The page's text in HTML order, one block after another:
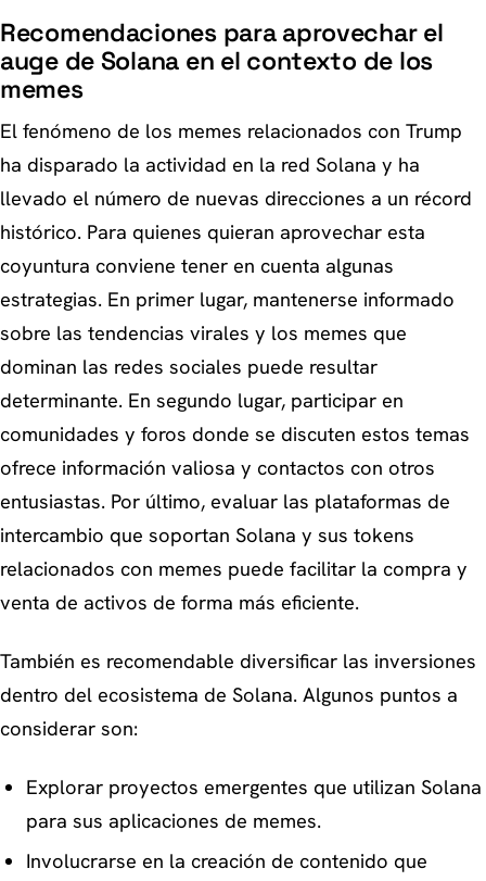
Recomendaciones para aprovechar el
auge de Solana en el contexto de los
memes
El fenómeno de los memes relacionados con Trump
ha disparado la actividad en la red Solana y ha
llevado el número de nuevas direcciones a un récord
histórico. Para quienes quieran aprovechar esta
coyuntura conviene tener en cuenta algunas
estrategias. En primer lugar, mantenerse informado
sobre las tendencias virales y los memes que
dominan las redes sociales puede resultar
determinante. En segundo lugar, participar en
comunidades y foros donde se discuten estos temas
ofrece información valiosa y contactos con otros
entusiastas. Por último, evaluar las plataformas de
intercambio que soportan Solana y sus tokens
relacionados con memes puede facilitar la compra y
venta de activos de forma más eficiente.
También es recomendable diversificar las inversiones
dentro del ecosistema de Solana. Algunos puntos a
considerar son:
Explorar proyectos emergentes que utilizan Solana
para sus aplicaciones de memes.
Involucrarse en la creación de contenido que